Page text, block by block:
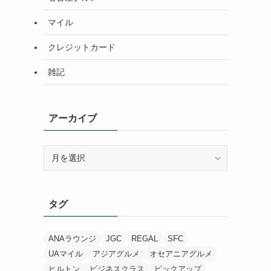
マイル
クレジットカード
雑記
アーカイブ
ブタグ
ANAラウンジ JGC REGAL
SFC
UAマイル
アジアグルメ
オセアニアグルメ
ヒルトン
ビジネスクラス
ピックアップ